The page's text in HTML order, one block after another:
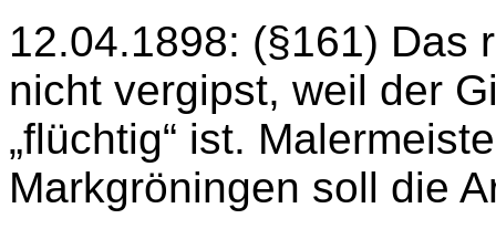
12.04.1898: (§161) Das
nicht vergipst, weil der
„flüchtig“ ist.
Markgröningen soll die